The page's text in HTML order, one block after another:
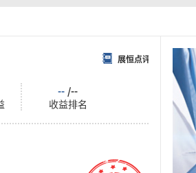
展恒点评
-- /--
收益排名